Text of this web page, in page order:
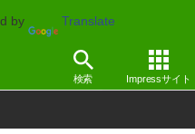
by Translate
検索 Impressサイト
アップデート